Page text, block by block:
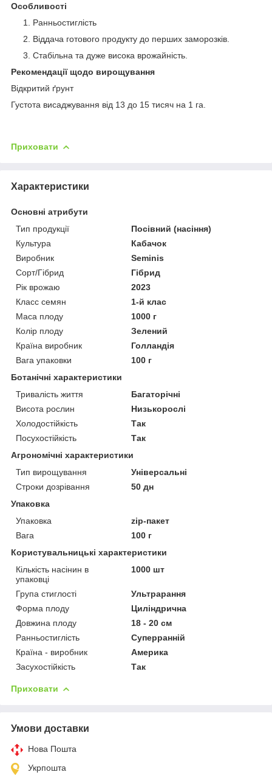
Особливості
Ранньостиглість
Віддача готового продукту до перших заморозків.
Стабільна та дуже висока врожайність.
Рекомендації щодо вирощування
Відкритий ґрунт
Густота висаджування від 13 до 15 тисяч на 1 га.
Приховати
Характеристики
Основні атрибути
Тип продукції
Посівний (насіння)
Культура
Кабачок
Виробник
Seminis
Сорт/Гібрид
Гібрид
Рік врожаю
2023
Класс семян
1-й клас
Маса плоду
1000 г
Колір плоду
Зелений
Країна виробник
Голландія
Вага упаковки
100 г
Ботанічні характеристики
Тривалість життя
Багаторічні
Висота рослин
Низькорослі
Холодостійкість
Так
Посухостійкість
Так
Агрономічні характеристики
Тип вирощування
Універсальні
Строки дозрівання
50 дн
Упаковка
Упаковка
zip-пакет
Вага
100 г
Користувальницькі характеристики
Кількість насінин в
упаковці
1000 шт
Група стиглості
Ультрарання
Форма плоду
Циліндрична
Довжина плоду
18 - 20 см
Ранньостиглість
Суперранній
Країна - виробник
Америка
Засухостійкість
Так
Приховати
Умови доставки
Нова Пошта
Укрпошта